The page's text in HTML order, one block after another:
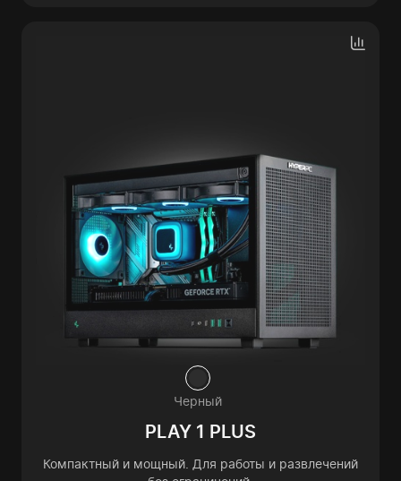
Черный
PLAY 1 PLUS
Компактный и мощный. Для работы и развлечений